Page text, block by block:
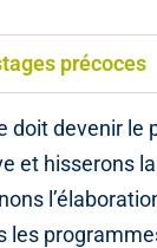
précoces
doit devenir
et hisserons